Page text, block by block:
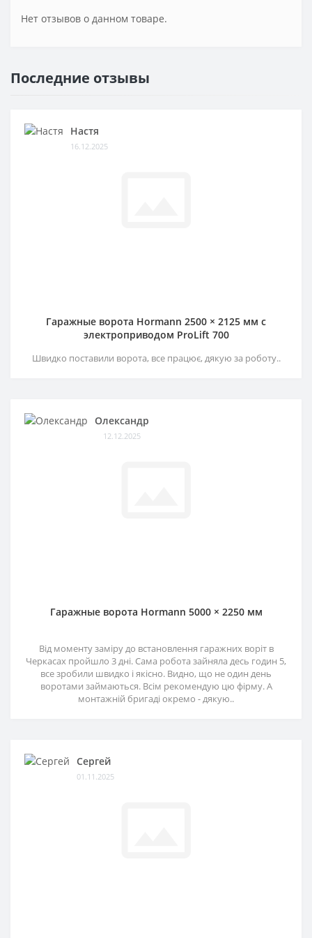
Нет отзывов о данном товаре.
Последние отзывы
Настя
16.12.2025
Гаражные ворота Hormann 2500 × 2125 мм c
электроприводом ProLift 700
Швидко поставили ворота, все працює, дякую за роботу..
Олександр
12.12.2025
Гаражные ворота Hormann 5000 × 2250 мм
Від моменту заміру до встановлення гаражних воріт в
Черкасах пройшло 3 дні. Сама робота зайняла десь годин 5,
все зробили швидко і якісно. Видно, що не один день
воротами займаються. Всім рекомендую цю фірму. А
монтажній бригаді окремо - дякую..
Сергей
01.11.2025